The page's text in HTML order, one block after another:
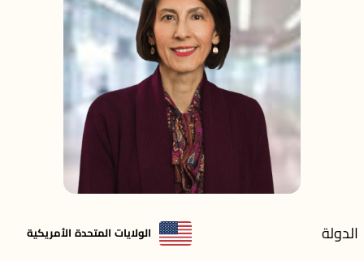
الدولة الولايات المتحدة الأمريكية